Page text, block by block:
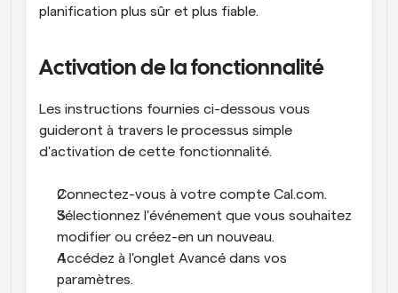
planification plus sûr et plus fiable.
Activation de la fonctionnalité
Les instructions fournies ci-dessous vous
guideront à travers le processus simple
d'activation de cette fonctionnalité.
Connectez-vous à votre compte Cal.com.
Sélectionnez l'événement que vous souhaitez
modifier ou créez-en un nouveau.
Accédez à l'onglet Avancé dans vos
paramètres.